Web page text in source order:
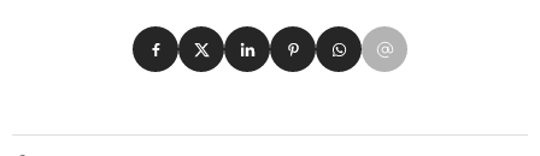
Condividi su Facebook
Condividi su X
Condividi su LinkedIn
Condividi su Pinterest
Condividi su WhatsApp
Condividi su Email